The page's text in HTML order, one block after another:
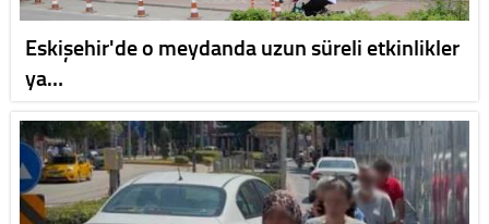
Eskişehir'de o meydanda uzun süreli etkinlikler
ya…